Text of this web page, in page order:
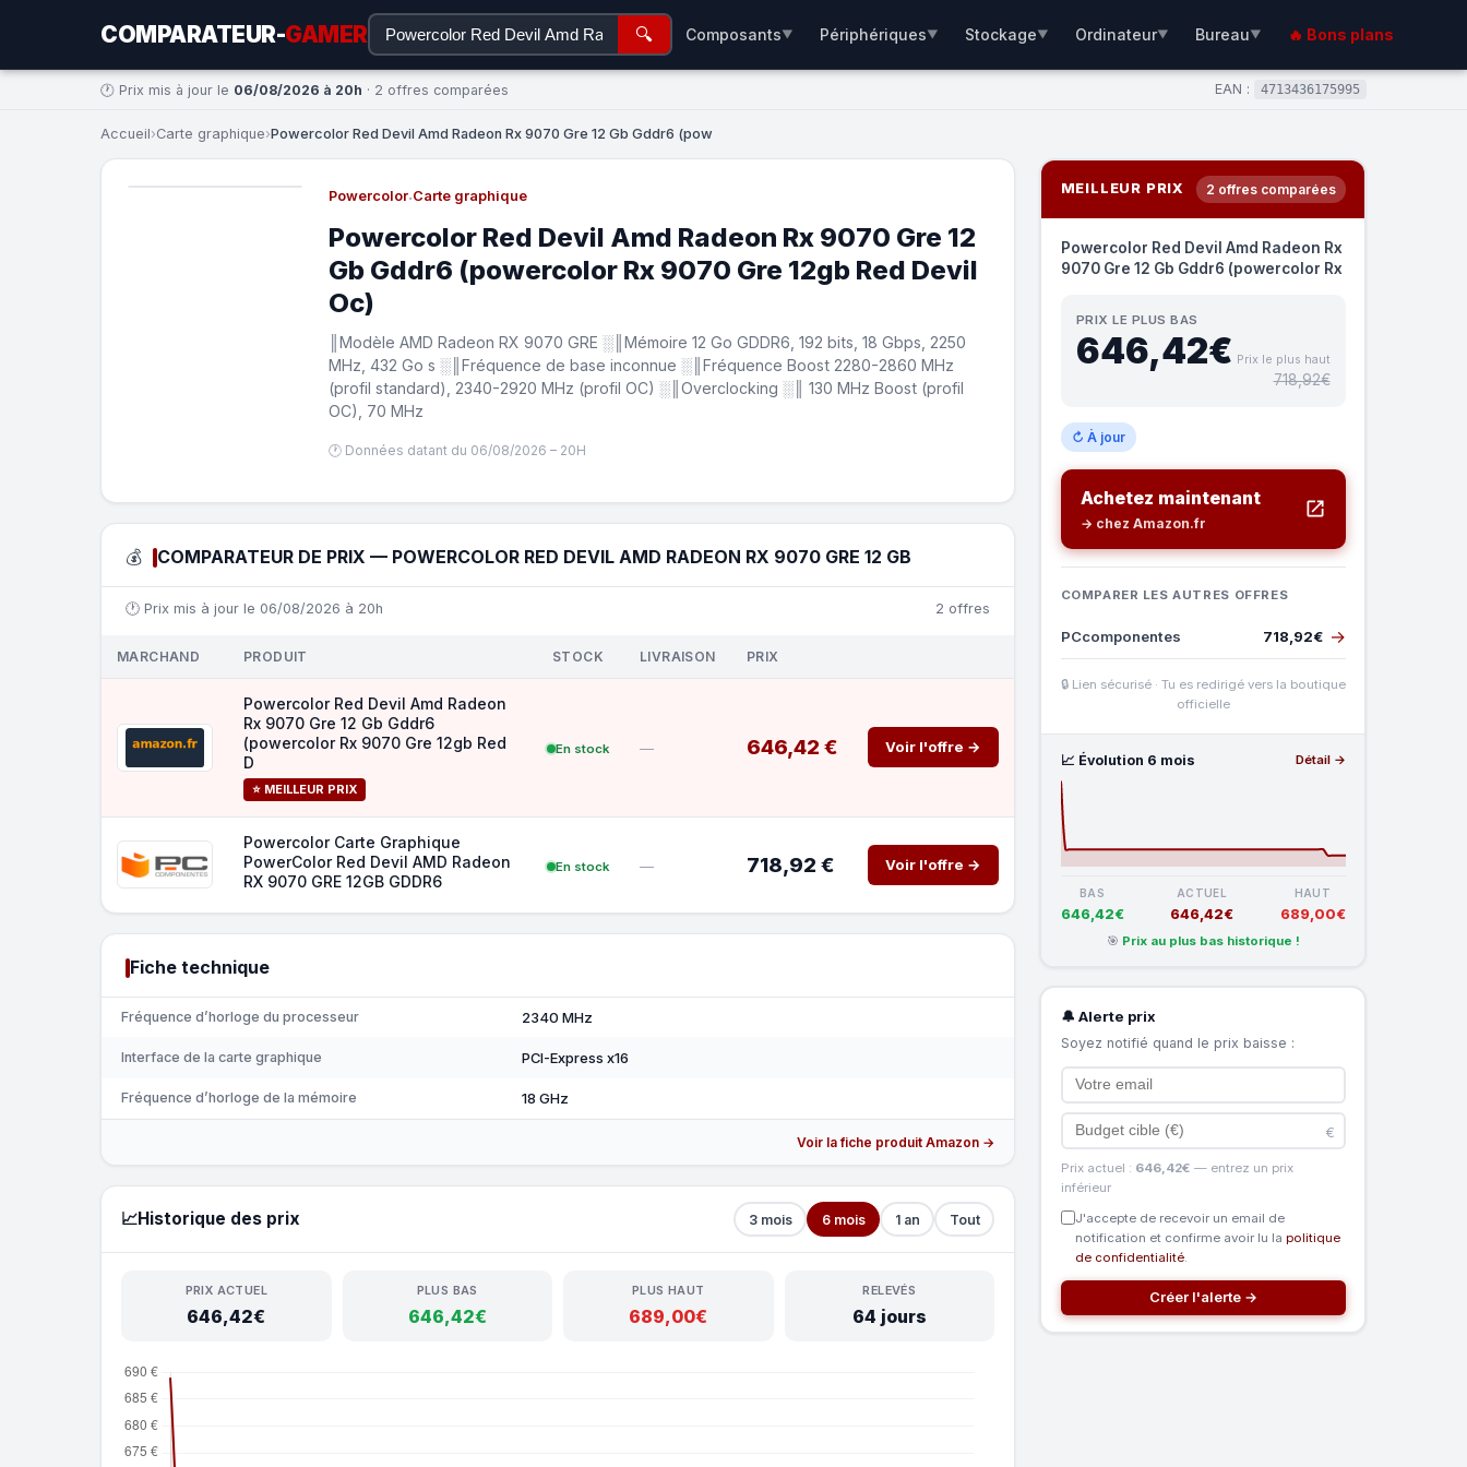
COMPARATEUR-GAMER 🔍 Composants▼ Périphériques▼ Stockage▼ Ordinateur▼ Bureau▼ 🔥 Bons plans
🕐 Prix mis à jour le 06/08/2026 à 20h · 2 offres comparées EAN : 4713436175995
Accueil›Carte graphique›Powercolor Red Devil Amd Radeon Rx 9070 Gre 12 Gb Gddr6 (pow
Powercolor·Carte graphique
Powercolor Red Devil Amd Radeon Rx 9070 Gre 12
Gb Gddr6 (powercolor Rx 9070 Gre 12gb Red Devil
Oc)
║Modèle AMD Radeon RX 9070 GRE ░║Mémoire 12 Go GDDR6, 192 bits, 18 Gbps, 2250
MHz, 432 Go s ░║Fréquence de base inconnue ░║Fréquence Boost 2280-2860 MHz
(profil standard), 2340-2920 MHz (profil OC) ░║Overclocking ░║ 130 MHz Boost (profil
OC), 70 MHz
🕐 Données datant du 06/08/2026 – 20H
💰 COMPARATEUR DE PRIX — POWERCOLOR RED DEVIL AMD RADEON RX 9070 GRE 12 GB
🕐 Prix mis à jour le 06/08/2026 à 20h 2 offres
MARCHAND PRODUIT STOCK LIVRAISON PRIX
Powercolor Red Devil Amd Radeon
Rx 9070 Gre 12 Gb Gddr6
(powercolor Rx 9070 Gre 12gb Red
D
⭐ MEILLEUR PRIX
En stock — 646,42 € Voir l'offre →
Powercolor Carte Graphique
PowerColor Red Devil AMD Radeon
RX 9070 GRE 12GB GDDR6
En stock — 718,92 € Voir l'offre →
Fiche technique
Fréquence d’horloge du processeur 2340 MHz
Interface de la carte graphique PCI-Express x16
Fréquence d’horloge de la mémoire 18 GHz
Voir la fiche produit Amazon →
📈Historique des prix 3 mois 6 mois 1 an Tout
PRIX ACTUEL
646,42€
PLUS BAS
646,42€
PLUS HAUT
689,00€
RELEVÉS
64 jours
MEILLEUR PRIX 2 offres comparées
Powercolor Red Devil Amd Radeon Rx
9070 Gre 12 Gb Gddr6 (powercolor Rx
PRIX LE PLUS BAS
646,42€ Prix le plus haut
718,92€
↻ À jour
Achetez maintenant
→ chez Amazon.fr
COMPARER LES AUTRES OFFRES
PCcomponentes 718,92€ →
🔒 Lien sécurisé · Tu es redirigé vers la boutique
officielle
📈 Évolution 6 mois Détail →
BAS
646,42€
ACTUEL
646,42€
HAUT
689,00€
🎯 Prix au plus bas historique !
🔔 Alerte prix
Soyez notifié quand le prix baisse :
€
Prix actuel : 646,42€ — entrez un prix
inférieur
J'accepte de recevoir un email de
notification et confirme avoir lu la politique
de confidentialité.
Créer l'alerte →